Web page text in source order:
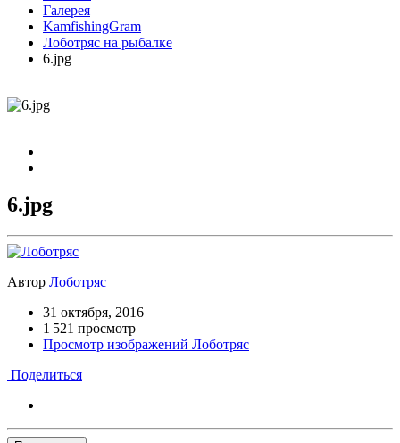
Галерея
KamfishingGram
Лоботряс на рыбалке
6.jpg
6.jpg
Автор Лоботряс
31 октября, 2016
1 521 просмотр
Просмотр изображений Лоботряс
Поделиться